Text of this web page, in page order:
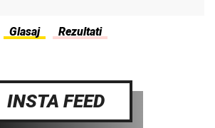
INSTA FEED